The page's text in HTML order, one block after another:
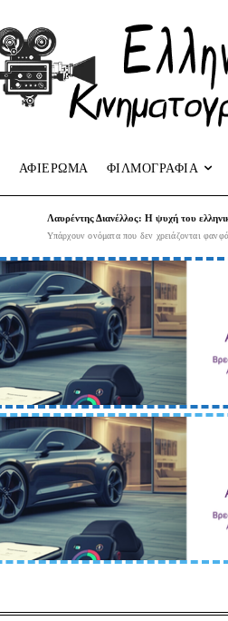
ΑΦΙΕΡΩΜΑ ΦΙΛΜΟΓΡΑΦΙΑ
Λαυρέντης Διανέλλος: Η ψυχή του
Υπάρχουν ονόματα που δεν χρειάζονται